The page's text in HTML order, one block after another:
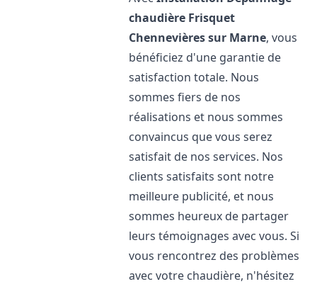
chaudière Frisquet
Chennevières sur Marne, vous
bénéficiez d'une garantie de
satisfaction totale. Nous
sommes fiers de nos
réalisations et nous sommes
convaincus que vous serez
satisfait de nos services. Nos
clients satisfaits sont notre
meilleure publicité, et nous
sommes heureux de partager
leurs témoignages avec vous. Si
vous rencontrez des problèmes
avec votre chaudière, n'hésitez